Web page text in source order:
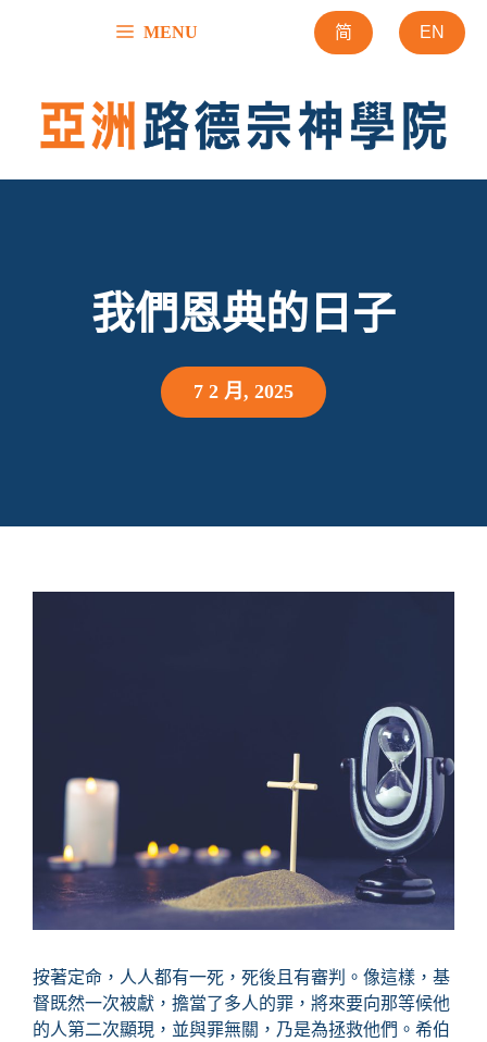
MENU 简 EN
我們恩典的日子
7 2 月, 2025
按著定命，人人都有一死，死後且有審判。像這樣，基
督既然一次被獻，擔當了多人的罪，將來要向那等候他
的人第二次顯現，並與罪無關，乃是為拯救他們。希伯